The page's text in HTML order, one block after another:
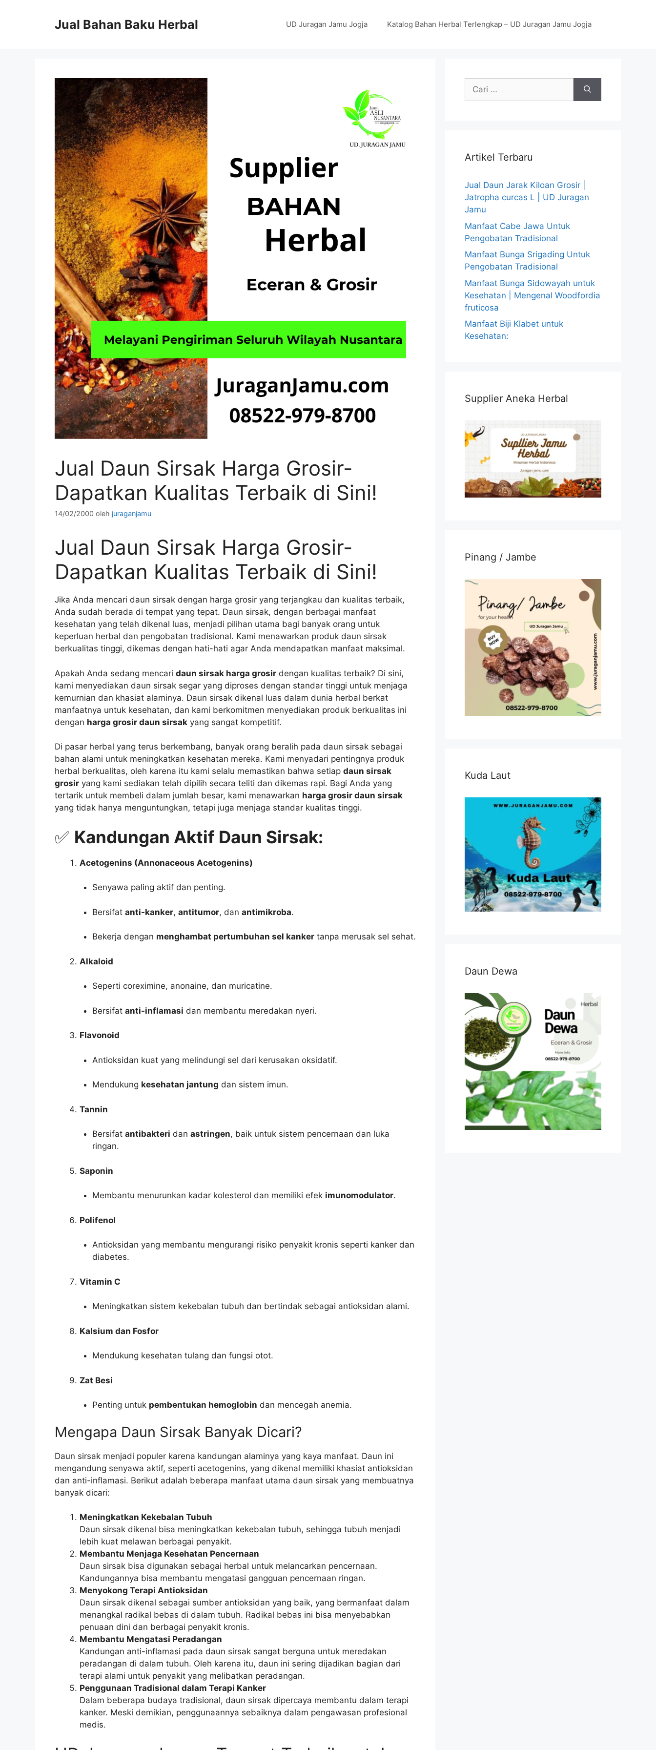
Jual Bahan Baku Herbal UD Juragan Jamu Jogja Katalog Bahan Herbal Terlengkap – UD Juragan Jamu Jogja
Jual Daun Sirsak Harga Grosir-
Dapatkan Kualitas Terbaik di Sini!
14/02/2000 oleh juraganjamu
Jual Daun Sirsak Harga Grosir-
Dapatkan Kualitas Terbaik di Sini!
Jika Anda mencari daun sirsak dengan harga grosir yang terjangkau dan kualitas terbaik,
Anda sudah berada di tempat yang tepat. Daun sirsak, dengan berbagai manfaat
kesehatan yang telah dikenal luas, menjadi pilihan utama bagi banyak orang untuk
keperluan herbal dan pengobatan tradisional. Kami menawarkan produk daun sirsak
berkualitas tinggi, dikemas dengan hati-hati agar Anda mendapatkan manfaat maksimal.
Apakah Anda sedang mencari daun sirsak harga grosir dengan kualitas terbaik? Di sini,
kami menyediakan daun sirsak segar yang diproses dengan standar tinggi untuk menjaga
kemurnian dan khasiat alaminya. Daun sirsak dikenal luas dalam dunia herbal berkat
manfaatnya untuk kesehatan, dan kami berkomitmen menyediakan produk berkualitas ini
dengan harga grosir daun sirsak yang sangat kompetitif.
Di pasar herbal yang terus berkembang, banyak orang beralih pada daun sirsak sebagai
bahan alami untuk meningkatkan kesehatan mereka. Kami menyadari pentingnya produk
herbal berkualitas, oleh karena itu kami selalu memastikan bahwa setiap daun sirsak
grosir yang kami sediakan telah dipilih secara teliti dan dikemas rapi. Bagi Anda yang
tertarik untuk membeli dalam jumlah besar, kami menawarkan harga grosir daun sirsak
yang tidak hanya menguntungkan, tetapi juga menjaga standar kualitas tinggi.
✅ Kandungan Aktif Daun Sirsak:
Acetogenins (Annonaceous Acetogenins)
Senyawa paling aktif dan penting.
Bersifat anti-kanker, antitumor, dan antimikroba.
Bekerja dengan menghambat pertumbuhan sel kankertanpa merusak sel sehat.
Alkaloid
Seperti coreximine, anonaine, dan muricatine.
Bersifat anti-inflamasi dan membantu meredakan nyeri.
Flavonoid
Antioksidan kuat yang melindungi sel dari kerusakan oksidatif.
Mendukung kesehatan jantung dan sistem imun.
Tannin
Bersifat antibakteri dan astringen, baik untuk sistem pencernaan dan luka
ringan.
Saponin
Membantu menurunkan kadar kolesterol dan memiliki efek imunomodulator.
Polifenol
Antioksidan yang membantu mengurangi risiko penyakit kronis seperti kanker dan
diabetes.
Vitamin C
Meningkatkan sistem kekebalan tubuh dan bertindak sebagai antioksidan alami.
Kalsium dan Fosfor
Mendukung kesehatan tulang dan fungsi otot.
Zat Besi
Penting untuk pembentukan hemoglobin dan mencegah anemia.
Mengapa Daun Sirsak Banyak Dicari?
Daun sirsak menjadi populer karena kandungan alaminya yang kaya manfaat. Daun ini
mengandung senyawa aktif, seperti acetogenins, yang dikenal memiliki khasiat antioksidan
dan anti-inflamasi. Berikut adalah beberapa manfaat utama daun sirsak yang membuatnya
banyak dicari:
Meningkatkan Kekebalan Tubuh
Daun sirsak dikenal bisa meningkatkan kekebalan tubuh, sehingga tubuh menjadi
lebih kuat melawan berbagai penyakit.
Membantu Menjaga Kesehatan Pencernaan
Daun sirsak bisa digunakan sebagai herbal untuk melancarkan pencernaan.
Kandungannya bisa membantu mengatasi gangguan pencernaan ringan.
Menyokong Terapi Antioksidan
Daun sirsak dikenal sebagai sumber antioksidan yang baik, yang bermanfaat dalam
menangkal radikal bebas di dalam tubuh. Radikal bebas ini bisa menyebabkan
penuaan dini dan berbagai penyakit kronis.
Membantu Mengatasi Peradangan
Kandungan anti-inflamasi pada daun sirsak sangat berguna untuk meredakan
peradangan di dalam tubuh. Oleh karena itu, daun ini sering dijadikan bagian dari
terapi alami untuk penyakit yang melibatkan peradangan.
Penggunaan Tradisional dalam Terapi Kanker
Dalam beberapa budaya tradisional, daun sirsak dipercaya membantu dalam terapi
kanker. Meski demikian, penggunaannya sebaiknya dalam pengawasan profesional
medis.
Cari
Artikel Terbaru
Jual Daun Jarak Kiloan Grosir |
Jatropha curcas L | UD Juragan
Jamu
Manfaat Cabe Jawa Untuk
Pengobatan Tradisional
Manfaat Bunga Srigading Untuk
Pengobatan Tradisional
Manfaat Bunga Sidowayah untuk
Kesehatan | Mengenal Woodfordia
fruticosa
Manfaat Biji Klabet untuk
Kesehatan:
Supplier Aneka Herbal
Pinang / Jambe
Kuda Laut
Daun Dewa